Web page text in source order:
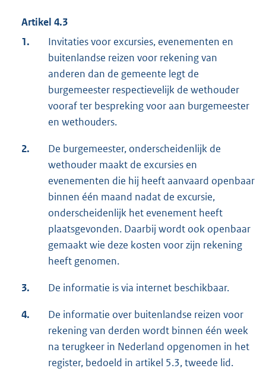
Artikel 4.3
1.
Invitaties voor excursies, evenementen en
buitenlandse reizen voor rekening van
anderen dan de gemeente legt de
burgemeester respectievelijk de wethouder
vooraf ter bespreking voor aan burgemeester
en wethouders.
2.
De burgemeester, onderscheidenlijk de
wethouder maakt de excursies en
evenementen die hij heeft aanvaard openbaar
binnen één maand nadat de excursie,
onderscheidenlijk het evenement heeft
plaatsgevonden. Daarbij wordt ook openbaar
gemaakt wie deze kosten voor zijn rekening
heeft genomen.
3. De informatie is via internet beschikbaar.
4.
De informatie over buitenlandse reizen voor
rekening van derden wordt binnen één week
na terugkeer in Nederland opgenomen in het
register, bedoeld in artikel 5.3, tweede lid.